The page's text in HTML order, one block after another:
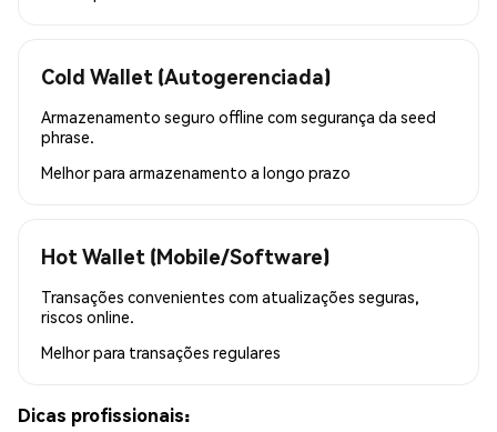
Cold Wallet (Autogerenciada)
Armazenamento seguro offline com segurança da seed
phrase.
Melhor para armazenamento a longo prazo
Hot Wallet (Mobile/Software)
Transações convenientes com atualizações seguras,
riscos online.
Melhor para transações regulares
Dicas profissionais: